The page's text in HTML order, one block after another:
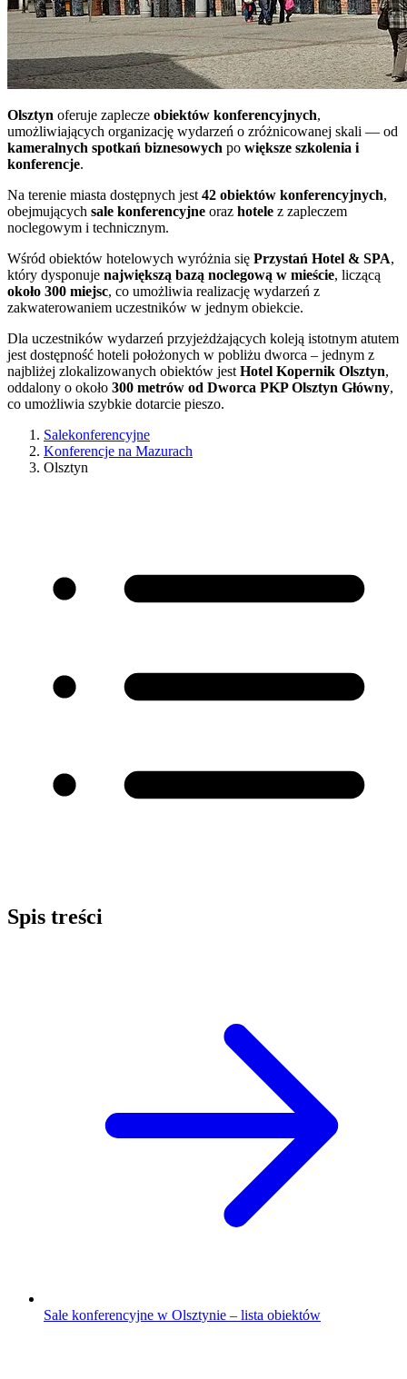
Olsztyn oferuje zaplecze obiektów konferencyjnych,
umożliwiających organizację wydarzeń o zróżnicowanej skali — od
kameralnych spotkań biznesowych po większe szkolenia i
konferencje.
Na terenie miasta dostępnych jest 42 obiektów konferencyjnych,
obejmujących sale konferencyjne oraz hotele z zapleczem
noclegowym i technicznym.
Wśród obiektów hotelowych wyróżnia się Przystań Hotel & SPA,
który dysponuje największą bazą noclegową w mieście, liczącą
około 300 miejsc, co umożliwia realizację wydarzeń z
zakwaterowaniem uczestników w jednym obiekcie.
Dla uczestników wydarzeń przyjeżdżających koleją istotnym atutem
jest dostępność hoteli położonych w pobliżu dworca – jednym z
najbliżej zlokalizowanych obiektów jest Hotel Kopernik Olsztyn,
oddalony o około 300 metrów od Dworca PKP Olsztyn Główny,
co umożliwia szybkie dotarcie pieszo.
Salekonferencyjne
Konferencje na Mazurach
Olsztyn
Spis treści
Sale konferencyjne w Olsztynie – lista obiektów